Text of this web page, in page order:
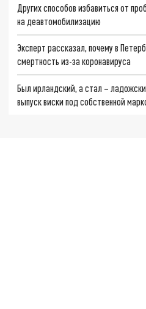
Других способов избавиться от
на деавтомобилизацию
Эксперт рассказал, почему в
смертность из-за коронавируса
Был ирландский, а стал –
выпуск виски под собственной